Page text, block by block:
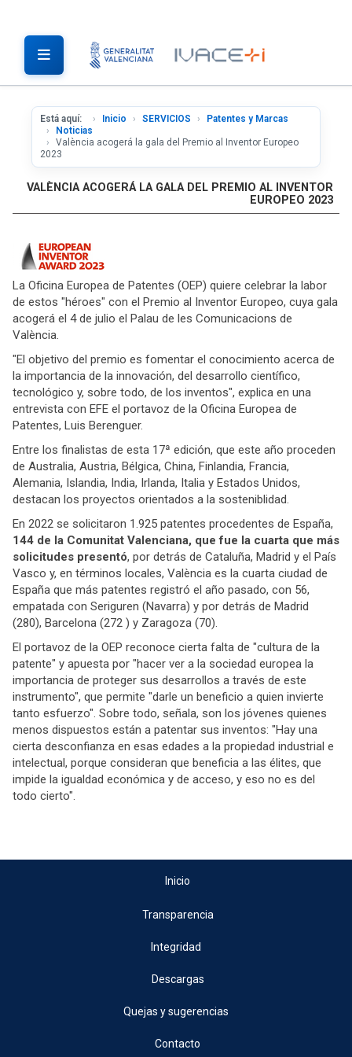
Está aquí: Inicio SERVICIOS
Patentes y Marcas
Noticias
València acogerá la gala del Premio al Inventor Europeo
2023
VALÈNCIA ACOGERÁ LA GALA DEL PREMIO AL INVENTOR
EUROPEO 2023
La Oficina Europea de Patentes (OEP) quiere celebrar la labor
de estos "héroes" con el Premio al Inventor Europeo, cuya gala
acogerá el 4 de julio el Palau de les Comunicacions de
València.
"El objetivo del premio es fomentar el conocimiento acerca de
la importancia de la innovación, del desarrollo científico,
tecnológico y, sobre todo, de los inventos", explica en una
entrevista con EFE el portavoz de la Oficina Europea de
Patentes, Luis Berenguer.
Entre los finalistas de esta 17ª edición, que este año proceden
de Australia, Austria, Bélgica, China, Finlandia, Francia,
Alemania, Islandia, India, Irlanda, Italia y Estados Unidos,
destacan los proyectos orientados a la sosteniblidad.
En 2022 se solicitaron 1.925 patentes procedentes de España,
144 de la Comunitat Valenciana, que fue la cuarta que más
solicitudes presentó, por detrás de Cataluña, Madrid y el País
Vasco y, en términos locales, València es la cuarta ciudad de
España que más patentes registró el año pasado, con 56,
empatada con Seriguren (Navarra) y por detrás de Madrid
(280), Barcelona (272 ) y Zaragoza (70).
El portavoz de la OEP reconoce cierta falta de "cultura de la
patente" y apuesta por "hacer ver a la sociedad europea la
importancia de proteger sus desarrollos a través de este
instrumento", que permite "darle un beneficio a quien invierte
tanto esfuerzo". Sobre todo, señala, son los jóvenes quienes
menos dispuestos están a patentar sus inventos: "Hay una
cierta desconfianza en esas edades a la propiedad industrial e
intelectual, porque consideran que beneficia a las élites, que
impide la igualdad económica y de acceso, y eso no es del
todo cierto".
Inicio
Transparencia
Integridad
Descargas
Quejas y sugerencias
Contacto